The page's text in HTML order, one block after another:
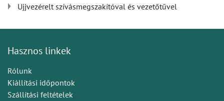
Ujjvezérelt szívásmegszakítóval és vezetőtűvel
Hasznos linkek
Rólunk
Kiállítási időpontok
Szállítási feltételek